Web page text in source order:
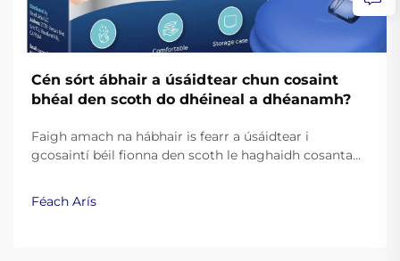
Cén sórt ábhair a úsáidtear chun cosaint
bhéal den scoth do dhéineal a dhéanamh?
Faigh amach na hábhair is fearr a úsáidtear i
gcosaintí béil fionna den scoth le haghaidh cosanta
silicín ceannais, EVA, agus teasphlastaicí an
fheidhmíocht. Léigh níos mó.
Féach Arís